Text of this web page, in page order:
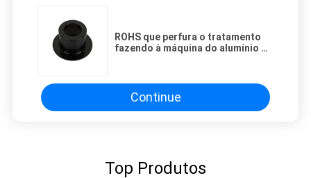
ROHS que perfura o tratamento
fazendo à máquina do alumínio T6
Continue
Top Produtos